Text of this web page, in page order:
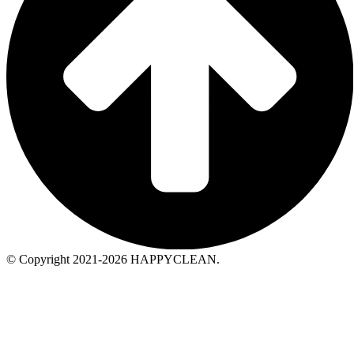
© Copyright 2021-2026 HAPPYCLEAN.